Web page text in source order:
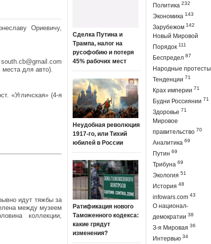
Ориевичу,
south.cb@gmail.com
для авто).
«Угличская» (4-я
идут тяжбы за
между музеем
коллекции,
Сделка Путина и
Трампа, налог на
русофобию и потеря
45% рабочих мест
Неудобная революция
1917-го, или Тихий
юбилей в России
Ратификация нового
Таможенного кодекса:
какие грядут
изменения?
Политика 232
Экономика 143
Зарубежом 142
Новый Мировой
Порядок 111
Беспредел 87
Народные протесты
Тенденции 71
Крах империи 71
Будни Россиянии 71
Здоровье 71
Мировое
правительство 70
Аналитика 69
Путин 69
Трибуна 69
Экология 51
История 48
infowars.com 43
О национал-
демократии 38
З-я Мировая 36
Интервью 34